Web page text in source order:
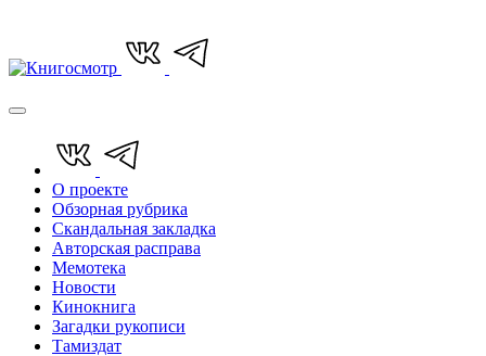
О проекте
Обзорная рубрика
Скандальная закладка
Авторская расправа
Мемотека
Новости
Кинокнига
Загадки рукописи
Тамиздат